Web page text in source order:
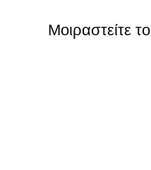
Μοιραστείτε το